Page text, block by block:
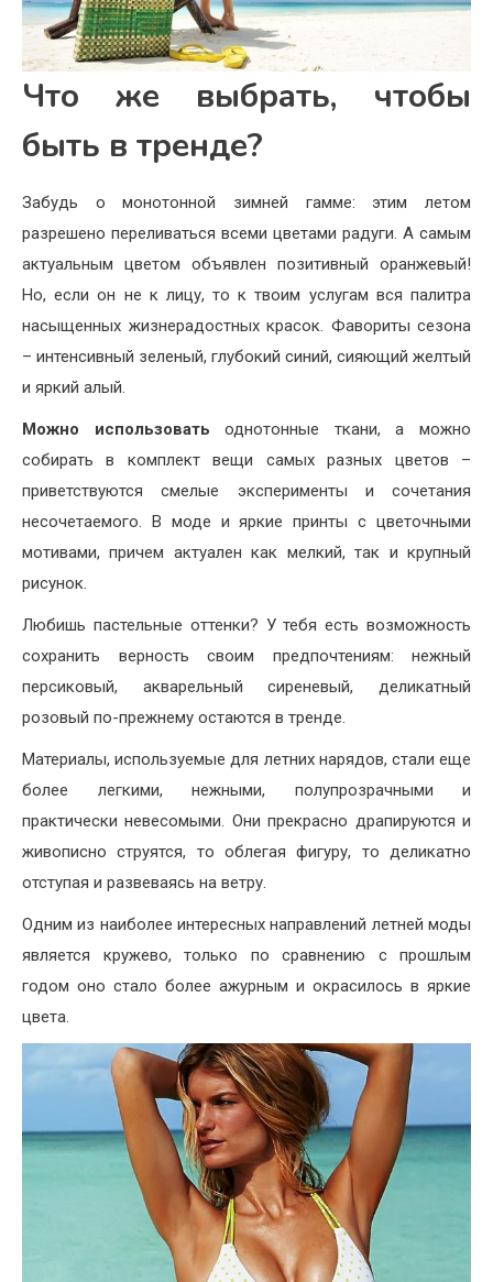
Что же выбрать, чтобы
быть в тренде?
Забудь о монотонной зимней гамме: этим летом
разрешено переливаться всеми цветами радуги. А самым
актуальным цветом объявлен позитивный оранжевый!
Но, если он не к лицу, то к твоим услугам вся палитра
насыщенных жизнерадостных красок. Фавориты сезона
– интенсивный зеленый, глубокий синий, сияющий желтый
и яркий алый.
Можно использовать однотонные ткани, а можно
собирать в комплект вещи самых разных цветов –
приветствуются смелые эксперименты и сочетания
несочетаемого. В моде и яркие принты с цветочными
мотивами, причем актуален как мелкий, так и крупный
рисунок.
Любишь пастельные оттенки? У тебя есть возможность
сохранить верность своим предпочтениям: нежный
персиковый, акварельный сиреневый, деликатный
розовый по-прежнему остаются в тренде.
Материалы, используемые для летних нарядов, стали еще
более легкими, нежными, полупрозрачными и
практически невесомыми. Они прекрасно драпируются и
живописно струятся, то облегая фигуру, то деликатно
отступая и развеваясь на ветру.
Одним из наиболее интересных направлений летней моды
является кружево, только по сравнению с прошлым
годом оно стало более ажурным и окрасилось в яркие
цвета.